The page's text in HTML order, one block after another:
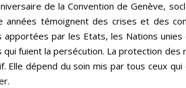
de la Convention de Genève,
années témoignent des crises et des
par les Etats, les Nations unies
fuient la persécution. La protection des
Elle dépend du soin mis par tous ceux qui